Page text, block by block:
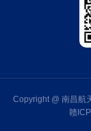
Copyright @ 南昌航
赣